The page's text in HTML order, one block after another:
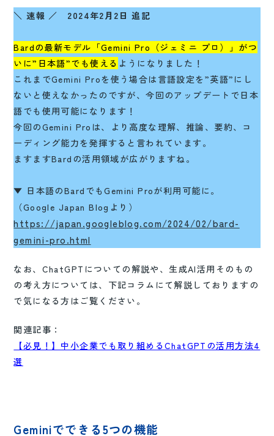
＼ 速報 ／ 2024年2月2日 追記
Bardの最新モデル「Gemini Pro（ジェミニ プロ）」がつ
いに”日本語”でも使える ようになりました！
これまでGemini Proを使う場合は言語設定を”英語”にし
ないと使えなかったのですが、今回のアップデートで日本
語でも使用可能になります！
今回のGemini Proは、より高度な理解、推論、要約、コ
ーディング能力を発揮すると言われています。
ますますBardの活用領域が広がりますね。
▼ 日本語のBardでもGemini Proが利用可能に。
（Google Japan Blogより）
https://japan.googleblog.com/2024/02/bard-
gemini-pro.html
なお、ChatGPTについての解説や、生成AI活用そのもの
の考え方については、下記コラムにて解説しておりますの
で気になる方はご覧ください。
関連記事：
【必見！】中小企業でも取り組めるChatGPTの活用方法4
選
Geminiでできる5つの機能